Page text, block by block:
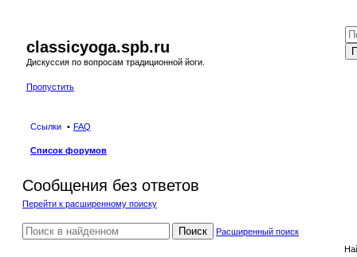
classicyoga.spb.ru
Дискуссия по вопросам традиционной йоги.
Пропустить
Ссылки FAQ
Список форумов
Сообщения без ответов
Перейти к расширенному поиску
Поиск
Расширенный поиск